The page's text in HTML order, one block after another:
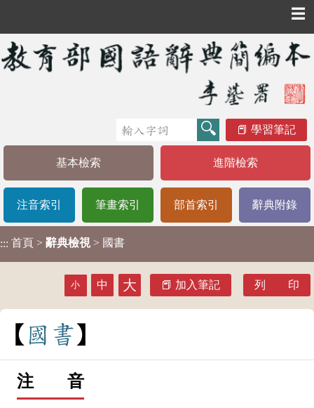
☰
學習筆記
基本檢索 進階檢索
注音索引 筆畫索引 部首索引 辭典附錄
::: 首頁 > 辭典檢視 > 國書
小 中 大 加入筆記 列 印
國 書
注 音